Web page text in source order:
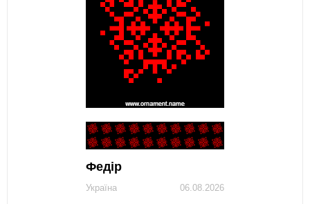
Федір
06.08.2026
Україна